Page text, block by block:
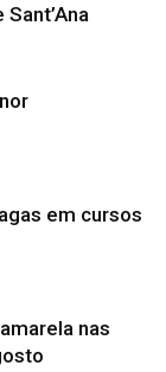
em cursos
nas